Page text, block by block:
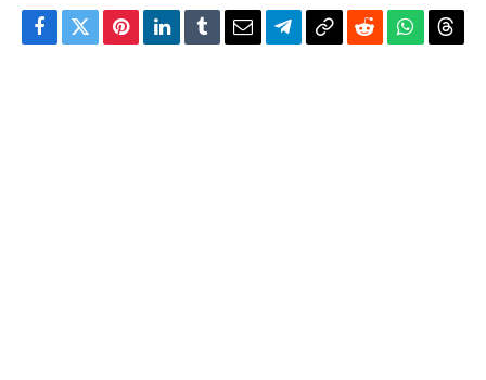
Facebook
TwitterPinterestLinkedIn
TumblrEmailTelegram
CopyReddit